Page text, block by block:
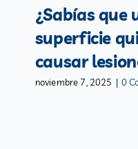
¿Sabías que
superficie
causar
noviembre 7, 2025 | 0